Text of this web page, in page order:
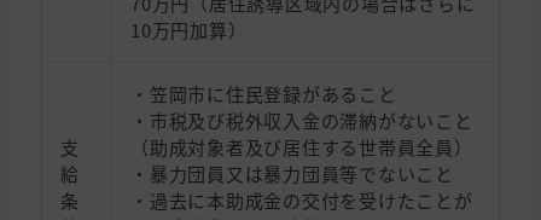
10万円加算）
支
給
条
・笠岡市に住民登録があること
・市税及び税外収入金の滞納がないこと
（助成対象者及び居住する世帯員全員）
・暴力団員又は暴力団員等でないこと
・過去に本助成金の交付を受けたことが